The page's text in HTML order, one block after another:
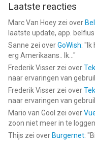
Laatste reacties
Marc Van Hoey zei over
laatste update, app. belfius
Sanne zei overGoWish: "
erg Amerikaans.. Ik... "
Frederik Visser zei over
naar ervaringen van
Frederik Visser zei over
naar ervaringen van
Mario van Gool zei over
zoon niet meer in te
Thijs zei over Burgernet: "